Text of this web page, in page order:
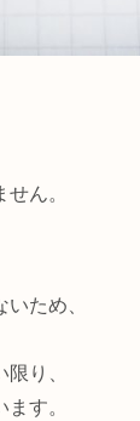
ん。
ため、
り、
す。